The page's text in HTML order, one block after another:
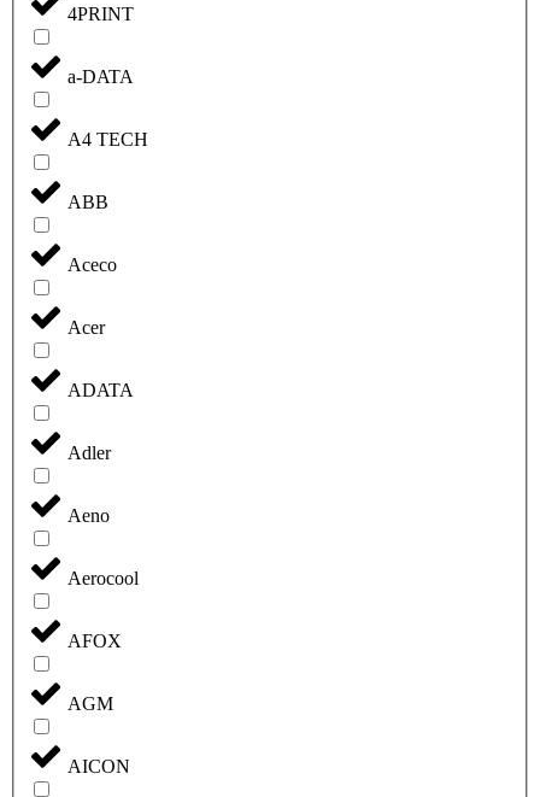
4PRINT
a-DATA
A4 TECH
ABB
Aceco
Acer
ADATA
Adler
Aeno
Aerocool
AFOX
AGM
AICON